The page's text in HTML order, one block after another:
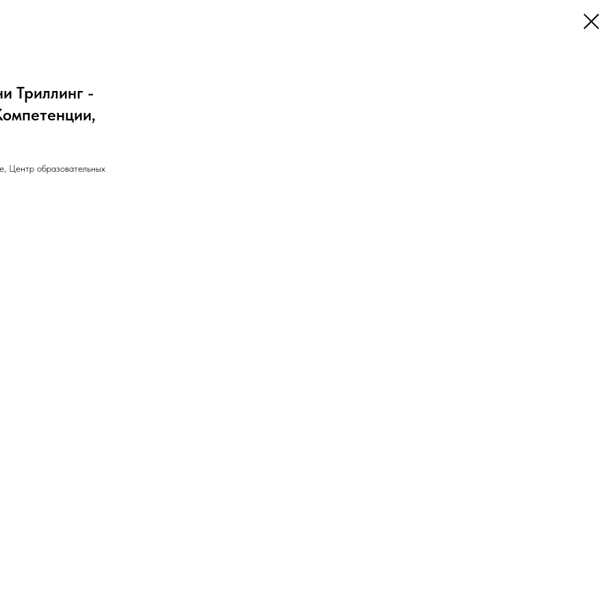
Триллинг -
Центр образовательных